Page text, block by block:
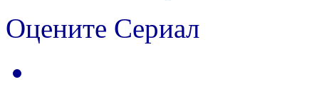
Оцените Сериал